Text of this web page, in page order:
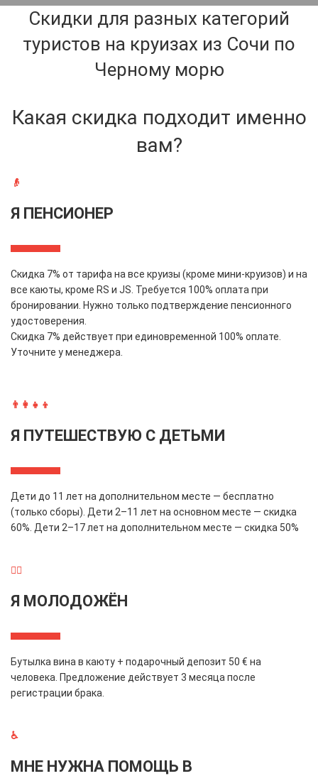
Скидки для разных категорий
туристов на круизах из Сочи по
Черному морю
Какая скидка подходит именно
вам?
👴
Я ПЕНСИОНЕР
Скидка 7% от тарифа на все круизы (кроме мини-круизов) и на
все каюты, кроме RS и JS. Требуется 100% оплата при
бронировании. Нужно только подтверждение пенсионного
удостоверения.
Скидка 7% действует при единовременной 100% оплате.
Уточните у менеджера.
👨‍👩‍👧‍👦
Я ПУТЕШЕСТВУЮ С ДЕТЬМИ
Дети до 11 лет на дополнительном месте — бесплатно
(только сборы). Дети 2–11 лет на основном месте — скидка
60%. Дети 2–17 лет на дополнительном месте — скидка 50%
👰‍♀️
Я МОЛОДОЖЁН
Бутылка вина в каюту + подарочный депозит 50 € на
человека. Предложение действует 3 месяца после
регистрации брака.
♿
МНЕ НУЖНА ПОМОЩЬ В